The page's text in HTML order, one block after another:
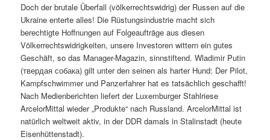
Doch der brutale Überfall (völkerrechtswidrig) der Russen auf die
Ukraine enterte alles! Die Rüstungsindustrie macht sich
berechtigte Hoffnungen auf Folgeaufträge aus diesen
Völkerrechtswidrigkeiten, unsere Investoren wittern ein gutes
Geschäft, so das Manager-Magazin, sinnstiftend. Wladimir Putin
(твердая собака) gilt unter den seinen als harter Hund: Der Pilot,
Kampfschwimmer und Panzerfahrer hat es tatsächlich geschafft!
Nach Medienberichten liefert der Luxemburger Stahlriese
ArcelorMittal wieder „Produkte“ nach Russland. ArcelorMittal ist
natürlich weltweit aktiv, in der DDR damals in Stalinstadt (heute
Eisenhüttenstadt).